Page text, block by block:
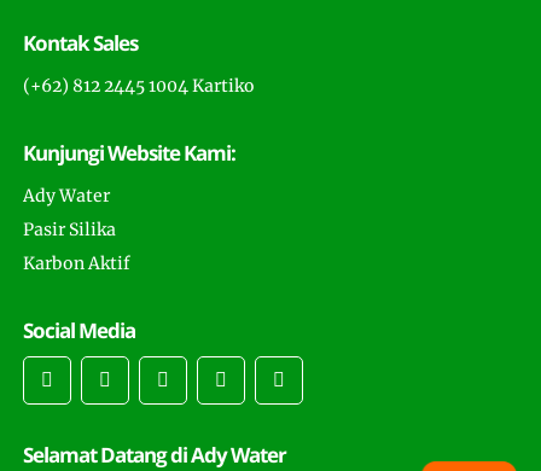
Kontak Sales
(+62) 812 2445 1004 Kartiko
Kunjungi Website Kami:
Ady Water
Pasir Silika
Karbon Aktif
Social Media
Selamat Datang di Ady Water